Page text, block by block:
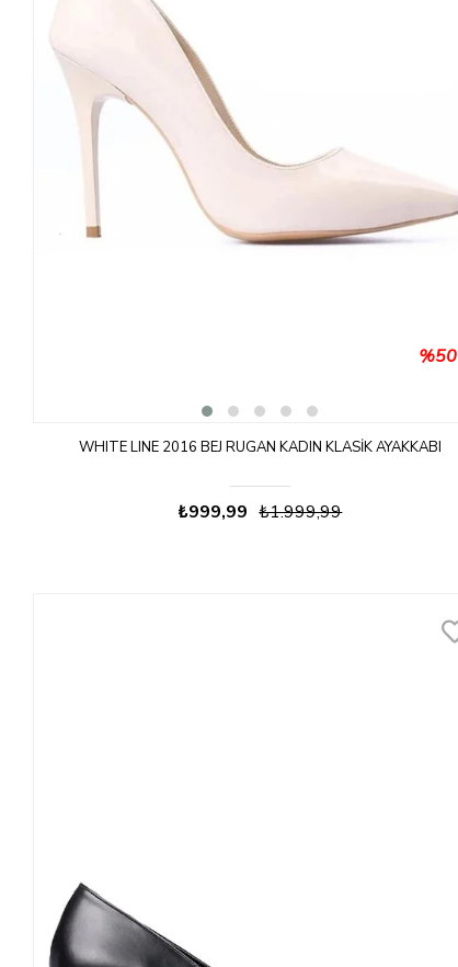
WHITE LINE 2016 BEJ RUGAN KADIN KLASIK AYAKKABI
₺999,99 ₺1.999,99
%50